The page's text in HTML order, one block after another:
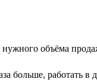
объёма
больше, работать